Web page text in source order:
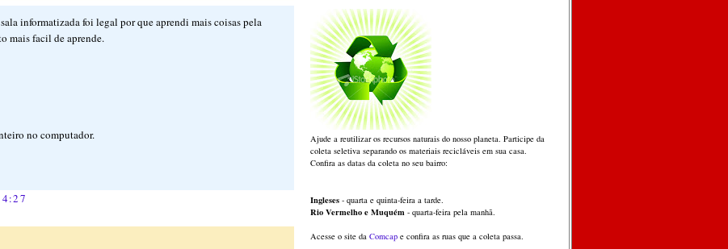
informatizada foi legal por que aprendi mais coisas pela
mais facil de aprende.
no computador.
Ajude a reutilizar os recursos naturais do nosso planeta. Participe da
coleta seletiva separando os materiais recicláveis em sua casa.
Confira as datas da coleta no seu bairro:
Ingleses - quarta e quinta-feira a tarde.
Rio Vermelho e Muquém - quarta-feira pela manhã.
Acesse o site da Comcap e confira as ruas que a coleta passa.